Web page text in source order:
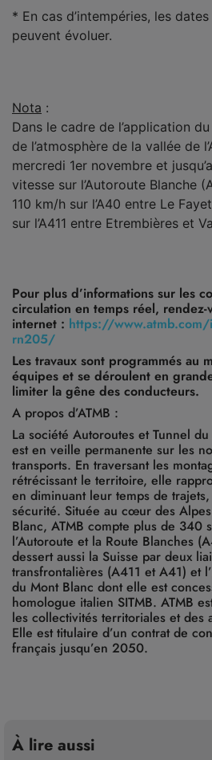
* En cas d’intempéries, les
peuvent évoluer.
Nota :
Dans le cadre de l’application
de l’atmosphère de la vallée de
mercredi 1er novembre et
vitesse sur l’Autoroute Blanche
110 km/h sur l’A40 entre Le
sur l’A411 entre Etrembières et
Pour plus d’informations sur les
circulation en temps réel, rendez-
internet : https://www.atmb.com/
rn205/
Les travaux sont programmés au
équipes et se déroulent en
limiter la gêne des conducteurs.
A propos d’ATMB :
La société Autoroutes et Tunnel
est en veille permanente sur les
transports. En traversant les
rétrécissant le territoire, elle
en diminuant leur temps de
sécurité. Située au cœur des
Blanc, ATMB compte plus de 340
l’Autoroute et la Route Blanches
dessert aussi la Suisse par deux
transfrontalières (A411 et A41) et
du Mont Blanc dont elle est
homologue italien SITMB. ATMB
les collectivités territoriales et des
Elle est titulaire d’un contrat de
français jusqu’en 2050.
À lire aussi